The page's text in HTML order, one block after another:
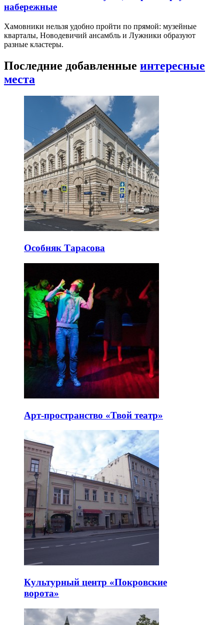
набережные
Хамовники нельзя удобно пройти по прямой: музейные
кварталы, Новодевичий ансамбль и Лужники образуют
разные кластеры.
Последние добавленные интересные
места
Особняк Тарасова
Арт-пространство «Твой театр»
Культурный центр «Покровские
ворота»